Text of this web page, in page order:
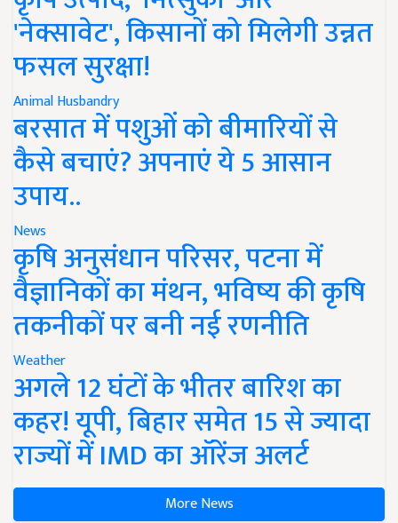
'नेक्सावेट', किसानों को मिलेगी उन्नत
फसल सुरक्षा!
Animal Husbandry
बरसात में पशुओं को बीमारियों से
कैसे बचाएं? अपनाएं ये 5 आसान
उपाय..
News
कृषि अनुसंधान परिसर, पटना में
वैज्ञानिकों का मंथन, भविष्य की कृषि
तकनीकों पर बनी नई रणनीति
Weather
अगले 12 घंटों के भीतर बारिश का
कहर! यूपी, बिहार समेत 15 से ज्यादा
राज्यों में IMD का ऑरेंज अलर्ट
More News